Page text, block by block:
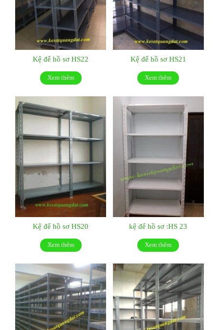
Kệ để hồ sơ HS22
Xem thêm
Kệ để hồ sơ HS21
Xem thêm
Kệ để hồ sơ HS20
Xem thêm
kệ để hồ sơ :HS 23
Xem thêm